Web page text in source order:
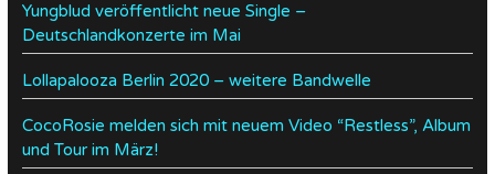
Yungblud veröffentlicht neue Single –
Deutschlandkonzerte im Mai
Lollapalooza Berlin 2020 – weitere Bandwelle
CocoRosie melden sich mit neuem Video “Restless”, Album
und Tour im März!